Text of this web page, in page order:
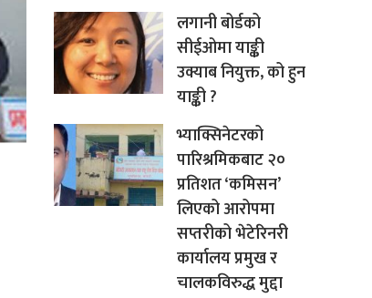
लगानी बोर्डको
सीईओमा याङ्की
उक्याब नियुक्त, को हुन
याङ्की ?
भ्याक्सिनेटरको
पारिश्रमिकबाट २०
प्रतिशत ‘कमिसन’
लिएको आरोपमा
सप्तरीको भेटेरिनरी
कार्यालय प्रमुख र
चालकविरुद्ध मुद्दा